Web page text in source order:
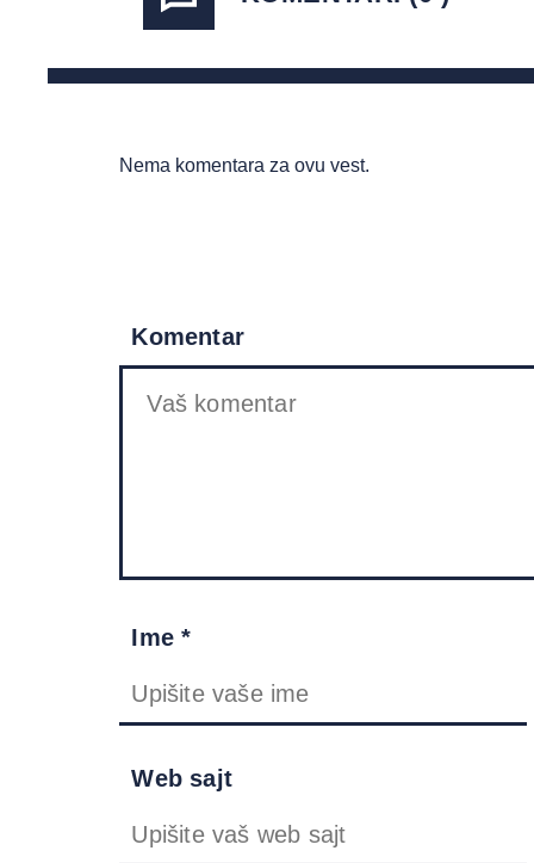
Nema komentara za ovu vest.
Komentar
Ime *
Web sajt